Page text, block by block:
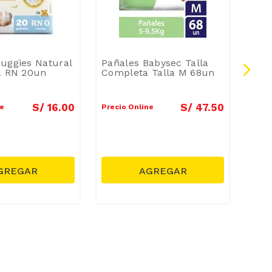
Natural
RN 20un
S/ 16.00
Pañales Babysec Talla
Completa Talla M 68un
Precio Online S/ 47.50